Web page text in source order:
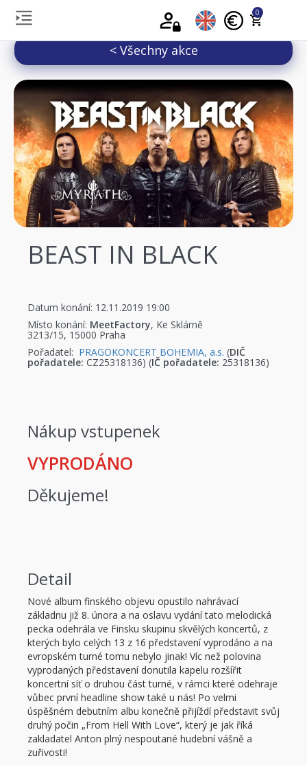
0
< Všechny akce
BEAST IN BLACK
Datum konání: 12.11.2019 19:00
Místo konání: MeetFactory, Ke Sklárně
3213/15, 15000 Praha
Pořadatel: PRAGOKONCERT BOHEMIA, a.s. (DIČ
pořadatele: CZ25318136) (IČ pořadatele: 25318136)
Nákup vstupenek
VYPRODÁNO
Děkujeme!
Detail
Nové album finského objevu opustilo nahrávací
základnu již 8. února a na oslavu vydání tato melodická
pecka odehrála ve Finsku skupinu skvělých koncertů, z
kterých bylo celých 13 z 16 představení vyprodáno a na
evropském turné tomu nebylo jinak! Víc než polovina
vyprodaných představení donutila kapelu rozšířit
koncertní síť o druhou část turné, v rámci které odehraje
vůbec první headline show také u nás! Po velmi
úspěšném debutním albu konečně přijíždí představit svůj
druhý počin „From Hell With Love“, který je jak říká
zakladatel Anton plný nespoutané hudební vášně a
zuřivosti!